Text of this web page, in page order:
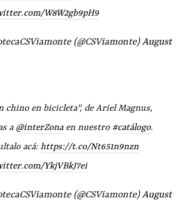
W8W2gb9pH9
(@CSViamonte)August
chino en bicicleta", de Ariel Magnus,
a @interZonaen nuestro #catálogo.
acá:https://t.co/Nt651n9nzn
YkjVBkJ7ei
(@CSViamonte)August